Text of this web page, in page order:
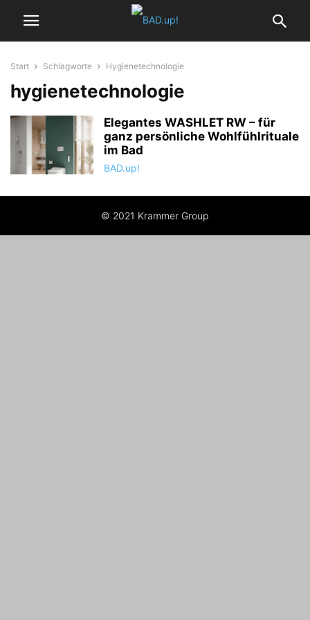
Start Schlagworte Hygienetechnologie
hygienetechnologie
Elegantes WASHLET RW – für
ganz persönliche Wohlfühlrituale
im Bad
BAD.up!
© 2021 Krammer Group